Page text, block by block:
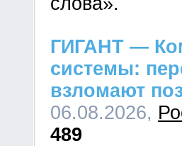
ГИГАНТ —
системы:
взломают
06.08.2026,
489